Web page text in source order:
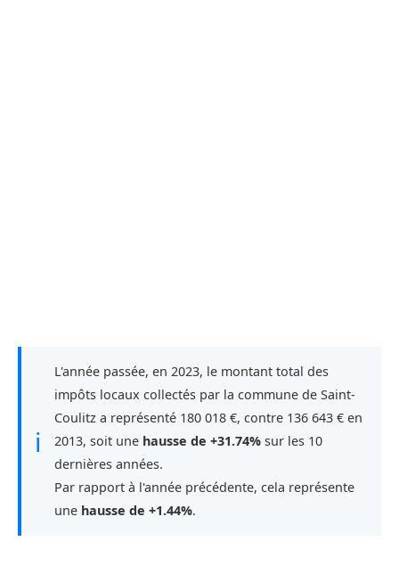
ℹ
L'année passée, en 2023, le montant total des
impôts locaux collectés par la commune de Saint-
Coulitz a représenté 180 018 €, contre 136 643 € en
2013, soit une hausse de +31.74% sur les 10
dernières années.
Par rapport à l'année précédente, cela représente
une hausse de +1.44%.